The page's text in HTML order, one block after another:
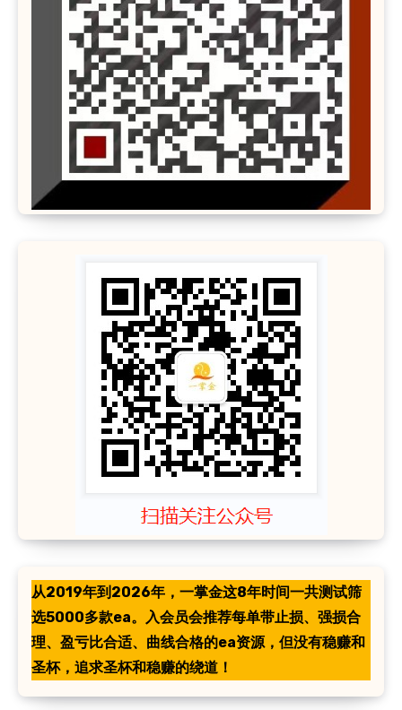
从2019年到2026年，一掌金这8年时间一共测试筛
选5000多款ea。入会员会推荐每单带止损、强损合
理、盈亏比合适、曲线合格的ea资源，但没有稳赚和
圣杯，追求圣杯和稳赚的绕道！